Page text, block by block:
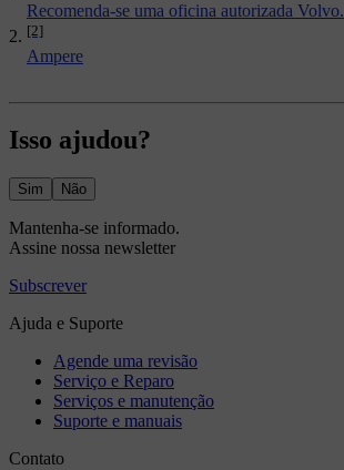
Recomenda-se uma oficina autorizada Volvo.
[2]
Ampere
Isso ajudou?
Sim Não